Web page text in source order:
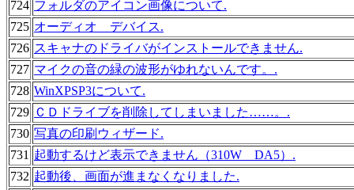
724 フォルダのアイコン画像について.
725 オーディオ デバイス.
726 スキャナのドライバがインストールできません.
727 マイクの音の緑の波形がゆれないんです。.
728 WinXPSP3について.
729 ＣＤドライブを削除してしまいました……。.
730 写真の印刷ウィザード.
731 起動するけど表示できません（310W DA5）.
732 起動後、画面が進まなくなりました.